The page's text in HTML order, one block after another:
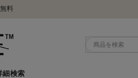
料
細検索